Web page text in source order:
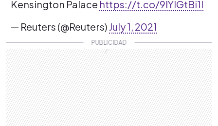
Kensington Palace https://t.co/9lYIGtBi1I
— Reuters (@Reuters) July 1, 2021